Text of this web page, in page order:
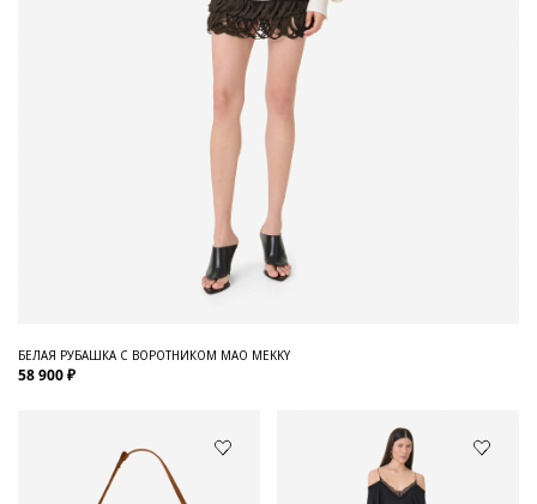
БЕЛАЯ РУБАШКА С ВОРОТНИКОМ МАО MEKKY
58 900 ₽